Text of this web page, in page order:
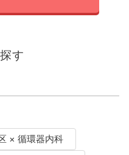
す
× 循環器内科